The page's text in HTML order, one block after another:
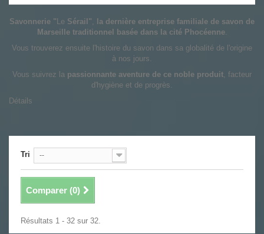
Savonnerie " Le Sérail",
la dernière entreprise familiale de savon de
Marseille traditionnel basée dans la cité Phocéenne.
Vous trouverez ensuite l'histoire du savon dans sa globalité de l'origine
à nos jours.
Vous suivrez la passionnante aventure de ce noble produit, facteur
d'hygiène et de progrès.
Détails
Tri --
Comparer (0)
Résultats 1 - 32 sur 32.